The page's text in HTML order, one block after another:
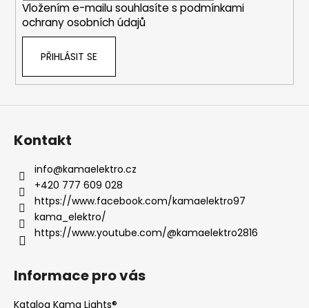
Vložením e-mailu souhlasíte s podmínkami
ochrany osobních údajů
PŘIHLÁSIT SE
Kontakt
info@kamaelektro.cz
+420 777 609 028
https://www.facebook.com/kamaelektro97
kama_elektro/
https://www.youtube.com/@kamaelektro2816
Informace pro vás
Katalog Kama Lights®